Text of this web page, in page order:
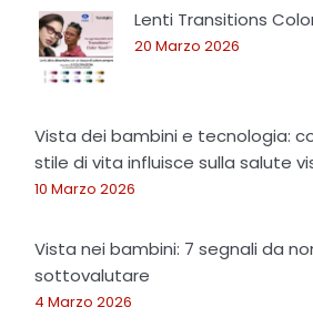
Lenti Transitions
20 Marzo 2026
Vista dei bambini e tecnologia:
stile di vita influisce sulla salute
10 Marzo 2026
Vista nei bambini: 7 segnali da
sottovalutare
4 Marzo 2026